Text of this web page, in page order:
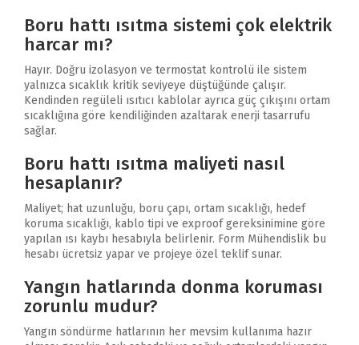
Boru hattı ısıtma sistemi çok elektrik
harcar mı?
Hayır. Doğru izolasyon ve termostat kontrolü ile sistem
yalnızca sıcaklık kritik seviyeye düştüğünde çalışır.
Kendinden regüleli ısıtıcı kablolar ayrıca güç çıkışını ortam
sıcaklığına göre kendiliğinden azaltarak enerji tasarrufu
sağlar.
Boru hattı ısıtma maliyeti nasıl
hesaplanır?
Maliyet; hat uzunluğu, boru çapı, ortam sıcaklığı, hedef
koruma sıcaklığı, kablo tipi ve exproof gereksinimine göre
yapılan ısı kaybı hesabıyla belirlenir. Form Mühendislik bu
hesabı ücretsiz yapar ve projeye özel teklif sunar.
Yangın hatlarında donma koruması
zorunlu mudur?
Yangın söndürme hatlarının her mevsim kullanıma hazır